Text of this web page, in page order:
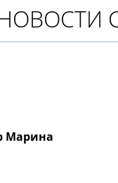
Марина